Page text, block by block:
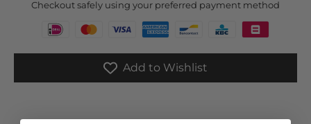
Checkout safely using your preferred payment method
Add to Wishlist